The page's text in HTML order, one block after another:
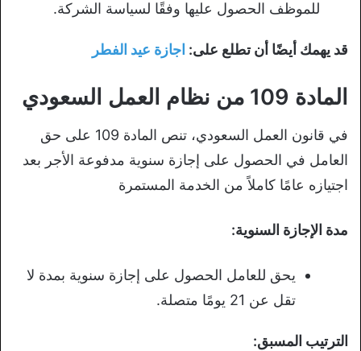
للموظف الحصول عليها وفقًا لسياسة الشركة.
قد يهمك أيضًا أن تطلع على: اجازة عيد الفطر
المادة 109 من نظام العمل السعودي
في قانون العمل السعودي، تنص المادة 109 على حق
العامل في الحصول على إجازة سنوية مدفوعة الأجر بعد
اجتيازه عامًا كاملاً من الخدمة المستمرة
مدة الإجازة السنوية:
يحق للعامل الحصول على إجازة سنوية بمدة لا
تقل عن 21 يومًا متصلة.
الترتيب المسبق: